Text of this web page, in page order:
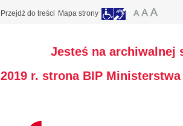
Przejdź do treści Mapa strony
Jesteś na archiwalnej
r. strona BIP